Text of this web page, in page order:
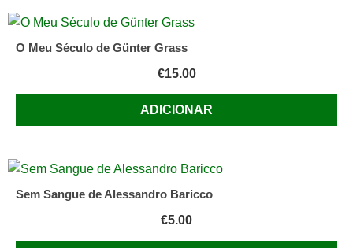
O Meu Século de Günter Grass
€15.00
ADICIONAR
Sem Sangue de Alessandro Baricco
€5.00